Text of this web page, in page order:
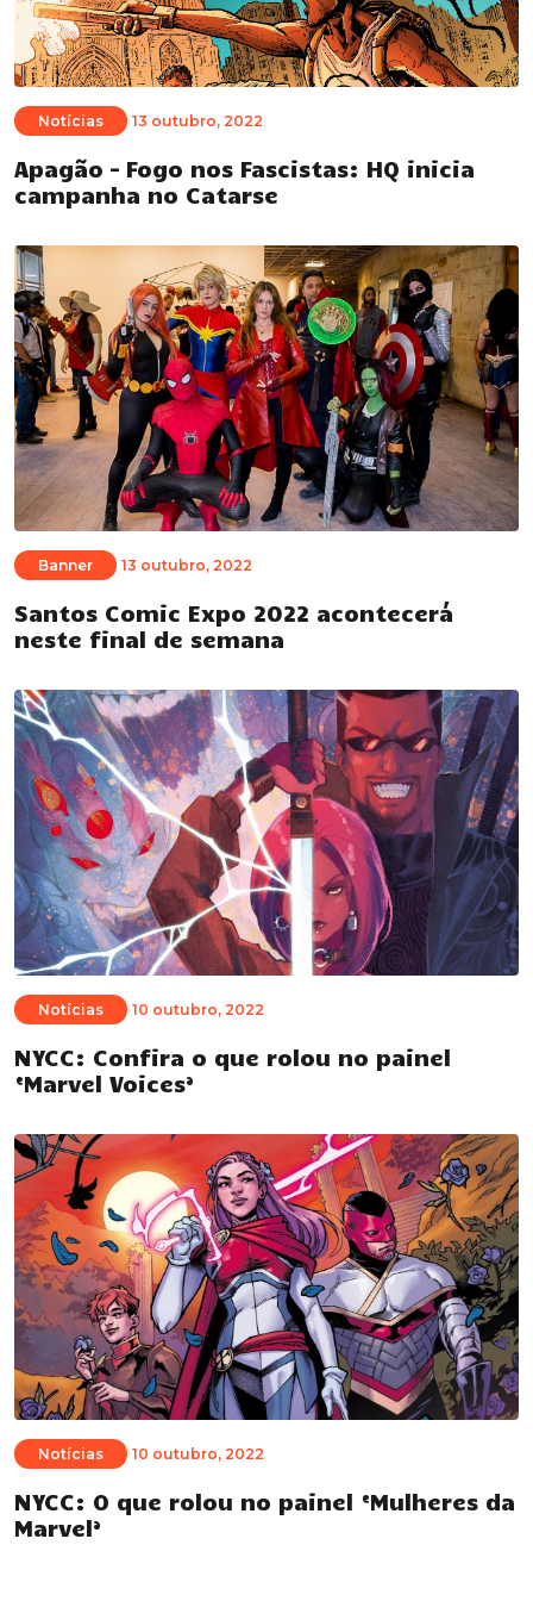
Notícias 13 outubro, 2022
Apagão – Fogo nos Fascistas: HQ inicia
campanha no Catarse
Banner 13 outubro, 2022
Santos Comic Expo 2022 acontecerá
neste final de semana
Notícias 10 outubro, 2022
NYCC: Confira o que rolou no painel
‘Marvel Voices’
Notícias 10 outubro, 2022
NYCC: O que rolou no painel ‘Mulheres da
Marvel’